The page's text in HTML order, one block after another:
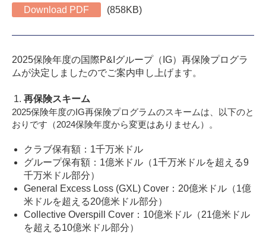
Download PDF (858KB)
2025保険年度の国際P&Iグループ（IG）再保険プログラ
ムが決定しましたのでご案内申し上げます。
再保険スキーム
2025保険年度のIG再保険プログラムのスキームは、以下のと
おりです（2024保険年度から変更はありません）。
クラブ保有額：1千万米ドル
グループ保有額：1億米ドル（1千万米ドルを超える9
千万米ドル部分）
General Excess Loss (GXL) Cover：20億米ドル（1億
米ドルを超える20億米ドル部分）
Collective Overspill Cover：10億米ドル（21億米ドル
を超える10億米ドル部分）